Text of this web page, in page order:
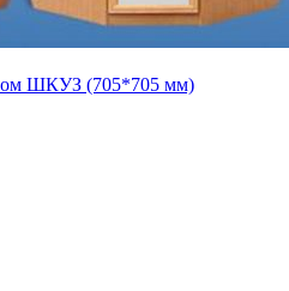
ШКУЗ (705*705 мм)